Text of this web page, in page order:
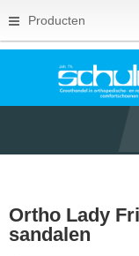
Producten
Ortho Lady
sandalen